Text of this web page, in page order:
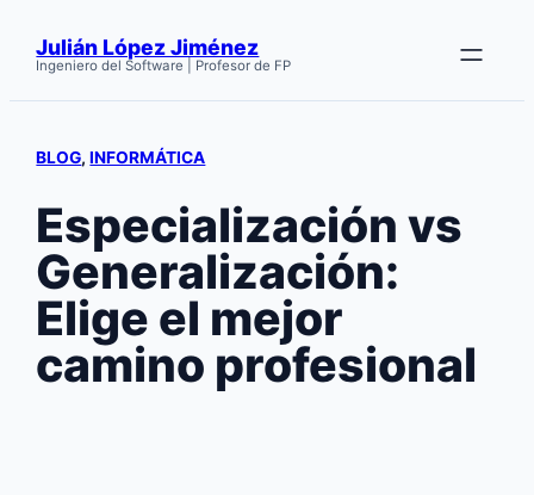
contenido
Julián López Jiménez
Ingeniero del Software | Profesor de FP
BLOG, INFORMÁTICA
Especialización vs
Generalización:
Elige el mejor
camino profesional